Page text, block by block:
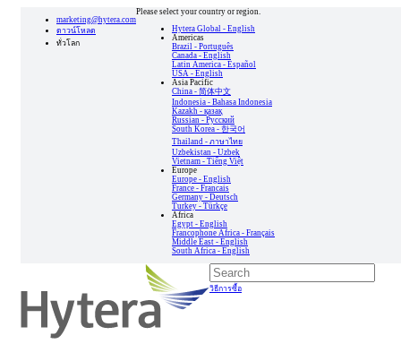
marketing@hytera.com
ดาวน์โหลด
ทั่วโลก
Please select your country or region.
Hytera Global - English
Americas
Brazil - Português
Canada - English
Latin America - Español
USA - English
Asia Pacific
China - 简体中文
Indonesia - Bahasa Indonesia
Kazakh - қазақ
Russian - Pусский
South Korea - 한국어
Thailand - ภาษาไทย
Uzbekistan - Uzbek
Vietnam - Tiếng Việt
Europe
Europe - English
France - Francais
Germany - Deutsch
Turkey - Türkçe
Africa
Egypt - English
Francophone Africa - Français
Middle East - English
South Africa - English
วิธีการซื้อ